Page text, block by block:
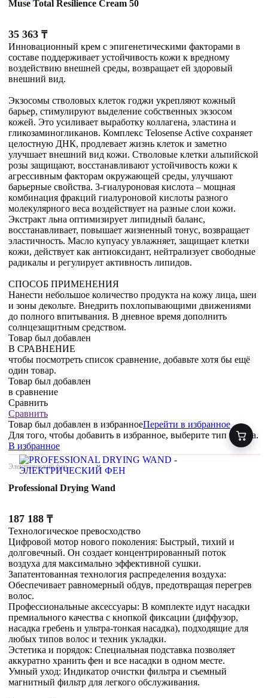
Muse Total Resilience Cream 50
35 363 ₸
Инновационный крем с эпигенетическими факторами в
составе поддерживает устойчивость кожи к вредному
воздействию внешней среды, возвращает ей здоровый
внешний вид.
Экзосомы стволовых клеток годжи укрепляют кожный
барьер, стимулируют выделение собственных экзосом
кожей. Это усиливает выработку коллагена, эластина и
гликозаминогликанов. Комплекс Telosense Active сохраняет
целостную ДНК, продлевает жизнь клеток и заметно
улучшает внешний вид кожи. Стволовые клетки альпийской
розы защищают, восстанавливают устойчивость кожи к
агрессивным факторам окружающей среды, улучшают
барьерные свойства. 3-гиалуроновая кислота – мощная
комбинация фракций гиалуроновой кислоты разного
молекулярного веса воздействует на разные слои кожи.
Экстракт льна оптимизирует липидный баланс,
восстанавливает, повышает жизненный тонус, возвращает
эластичность. Масло купуасу увлажняет, защищает клетки
кожи, действует как антиоксидант, нейтрализует свободные
радикалы и регулирует активность липидов.
СПОСОБ ПРИМЕНЕНИЯ
Нанести небольшое количество продукта на кожу лица, шеи
и зоны декольте. Внедрить похлопывающими движениями
до полного впитывания. В дневное время дополнить
солнцезащитным средством.
Товар был добавлен
В СРАВНЕНИЕ
чтобы посмотреть список сравнение, добавьте хотя бы ещё
один товар.
Товар был добавлен
в сравнение
Сравнить
Сравнить
Товар был добавлен в избранноеПерейти в избранное
Для того, чтобы добавить в избранное, выберите тип товара.
В избранное
Электрический фен
Professional Drying Wand
187 188 ₸
Технологическое превосходство
Цифровой мотор нового поколения: Быстрый, тихий и
долговечный. Он создает концентрированный поток
воздуха для максимально эффективной сушки.
Запатентованная технология распределения воздуха:
Обеспечивает равномерный обдув, предотвращая перегрев
волос.
Профессиональные аксессуары: В комплекте идут насадки
премиального качества с кнопкой фиксации (диффузор,
насадка гребень и ультра-тонкая насадка), подходящие для
любых типов волос и техник укладки.
Эстетика и порядок: Специальная подставка позволяет
аккуратно хранить фен и все насадки в одном месте.
Умный уход: Индикатор очистки фильтра и съемный
магнитный фильтр для легкого обслуживания.